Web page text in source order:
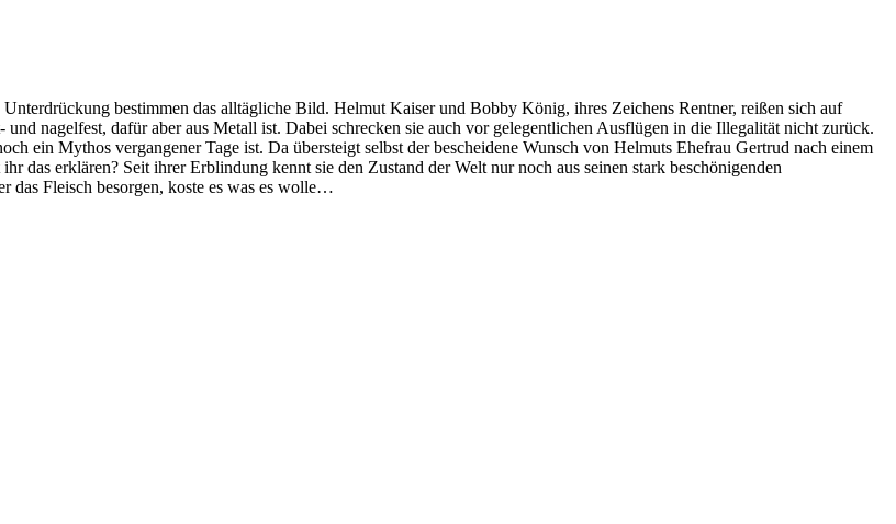
bestimmen das alltägliche Bild. Helmut Kaiser und Bobby König, ihres Zeichens Rentner, reißen sich auf
nagelfest, dafür aber aus Metall ist. Dabei schrecken sie auch vor gelegentlichen Ausflügen in die Illegalität nicht zurück.
ein Mythos vergangener Tage ist. Da übersteigt selbst der bescheidene Wunsch von Helmuts Ehefrau Gertrud nach einem
das erklären? Seit ihrer Erblindung kennt sie den Zustand der Welt nur noch aus seinen stark beschönigenden
das Fleisch besorgen, koste es was es wolle…